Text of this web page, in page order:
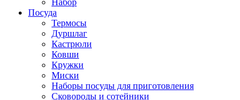
Посуда
Термосы
Дуршлаг
Кастрюли
Ковши
Кружки
Миски
Наборы посуды для приготовления
Сковороды и сотейники